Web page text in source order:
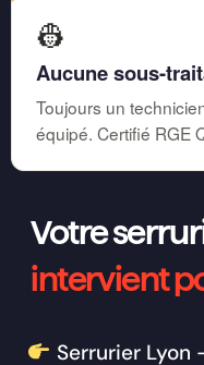
👷
Aucune sous-
Toujours un
équipé. Certifié RGE
Votre
intervient
Serrurier Lyon